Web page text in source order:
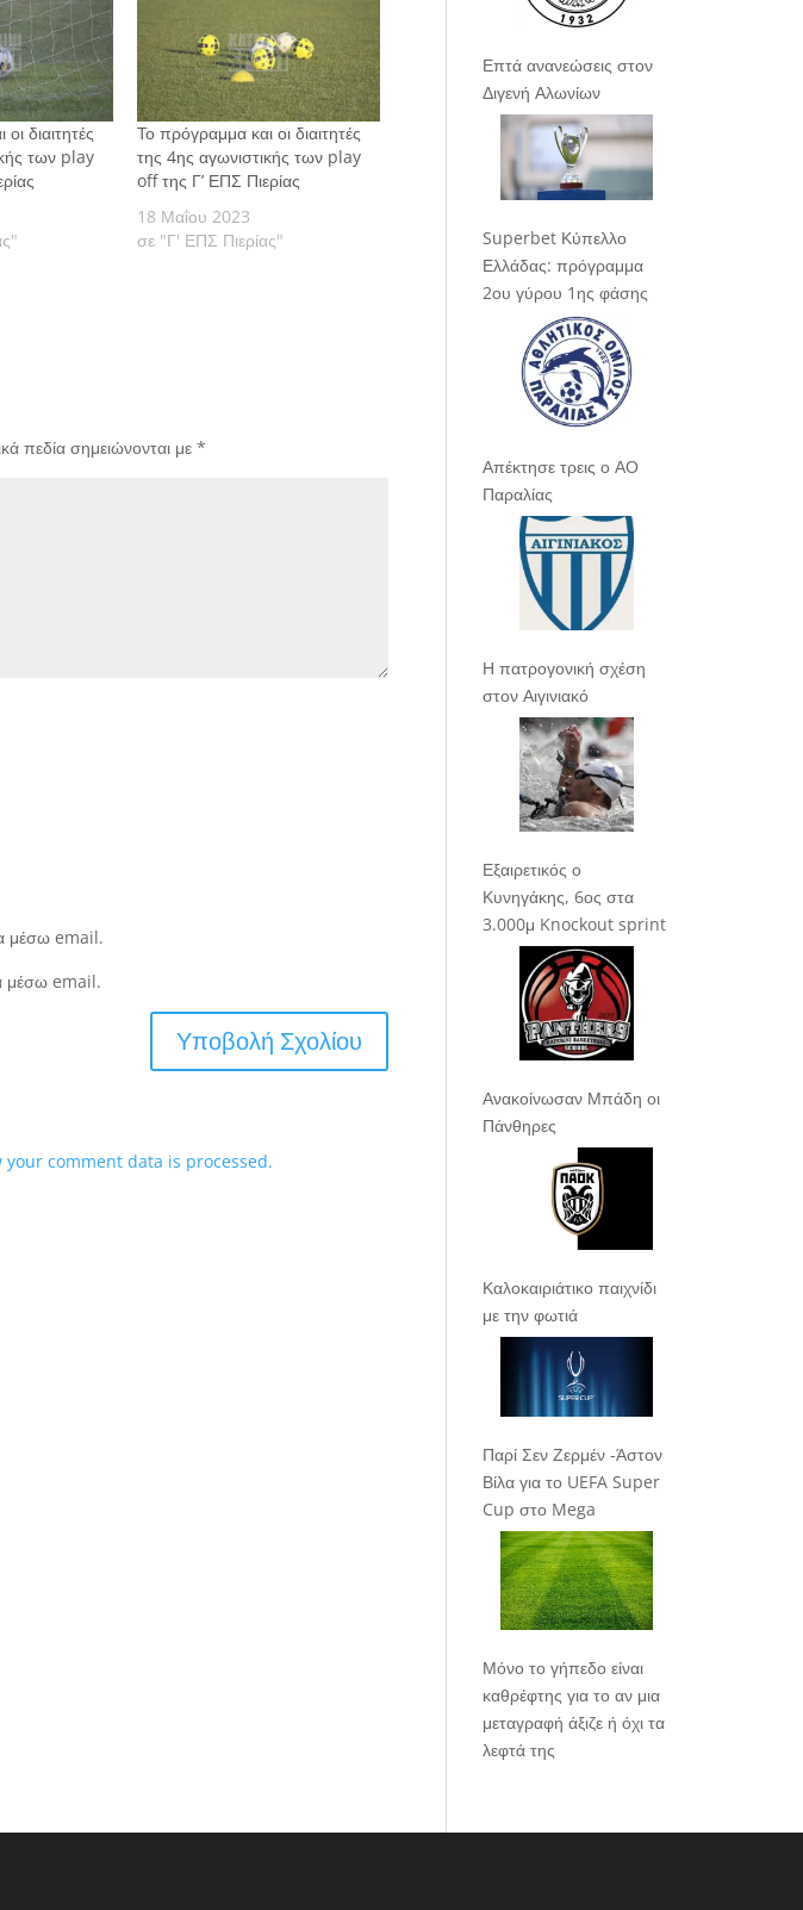
διαιτητές
των play
Το πρόγραμμα και οι διαιτητές
της 4ης αγωνιστικής των play
off της Γ’ ΕΠΣ Πιερίας
18 Μαΐου 2023
σε "Γ' ΕΠΣ Πιερίας"
πεδία σημειώνονται με *
μέσω email.
μέσω email.
your comment data is processed.
Επτά ανανεώσεις στον
Διγενή Αλωνίων
Superbet Κύπελλο
Ελλάδας: πρόγραμμα
2ου γύρου 1ης φάσης
Απέκτησε τρεις ο ΑΟ
Παραλίας
Η πατρογονική σχέση
στον Αιγινιακό
Εξαιρετικός ο
Κυνηγάκης, 6ος στα
3.000μ Knockout sprint
Ανακοίνωσαν Μπάδη οι
Πάνθηρες
Καλοκαιριάτικο παιχνίδι
με την φωτιά
Παρί Σεν Ζερμέν -Άστον
Βίλα για το UEFA Super
Cup στο Mega
Μόνο το γήπεδο είναι
καθρέφτης για το αν μια
μεταγραφή άξιζε ή όχι τα
λεφτά της